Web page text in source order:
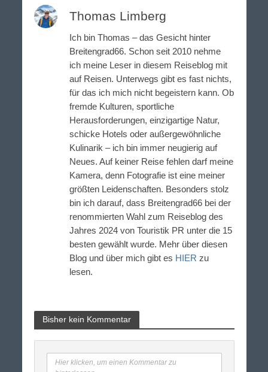
Thomas Limberg
Ich bin Thomas – das Gesicht hinter
Breitengrad66. Schon seit 2010 nehme
ich meine Leser in diesem Reiseblog mit
auf Reisen. Unterwegs gibt es fast nichts,
für das ich mich nicht begeistern kann. Ob
fremde Kulturen, sportliche
Herausforderungen, einzigartige Natur,
schicke Hotels oder außergewöhnliche
Kulinarik – ich bin immer neugierig auf
Neues. Auf keiner Reise fehlen darf meine
Kamera, denn Fotografie ist eine meiner
größten Leidenschaften. Besonders stolz
bin ich darauf, dass Breitengrad66 bei der
renommierten Wahl zum Reiseblog des
Jahres 2024 von Touristik PR unter die 15
besten gewählt wurde. Mehr über diesen
Blog und über mich gibt es HIER zu
lesen.
Bisher kein Kommentar
Hier klicken, um einen Kommentar zu